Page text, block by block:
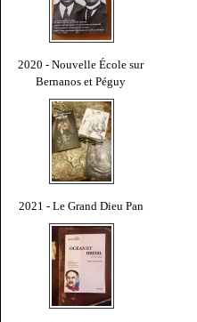
2020 - Nouvelle École sur
Bernanos et Péguy
2021 - Le Grand Dieu Pan